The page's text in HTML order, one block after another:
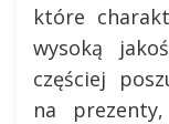
które
wysoką
częściej
na